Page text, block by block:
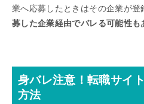
業へ応募したときはその企業が登
募した企業経由でバレる可能性も
身バレ注意！転職サイ
方法